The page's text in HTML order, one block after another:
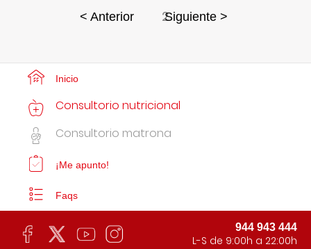
< Anterior 2Siguiente >
Inicio
Consultorio nutricional
Consultorio matrona
¡Me apunto!
Faqs
944 943 444
L-S de 9:00h a 22:00h